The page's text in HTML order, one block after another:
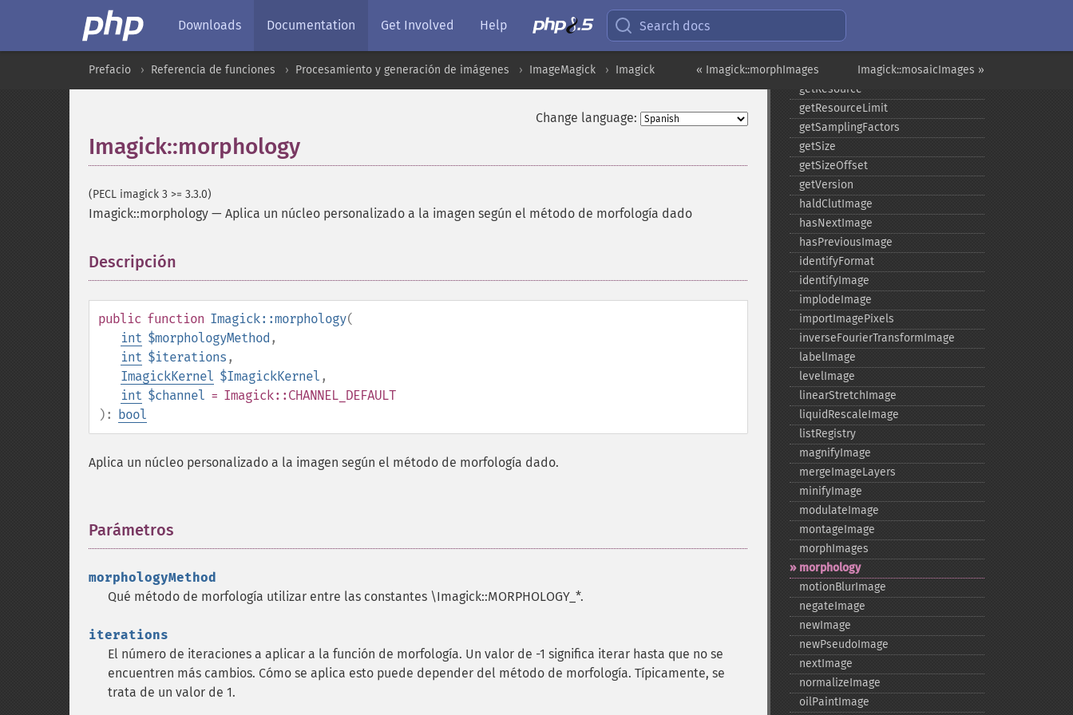
Downloads Documentation Get Involved Help Search docs
Imagick::mosaicImages »
« Imagick::morphImages
Prefacio Referencia de funciones Procesamiento y generación de imágenes ImageMagick Imagick
Change language:
Imagick::morphology
(PECL imagick 3 >= 3.3.0)
Imagick::morphology — Aplica un núcleo personalizado a la imagen según el método de morfología dado
Descripción
public function Imagick::morphology(
int $morphologyMethod ,
int $iterations ,
ImagickKernel $ImagickKernel ,
int $channel = Imagick::CHANNEL_DEFAULT
): bool
Aplica un núcleo personalizado a la imagen según el método de morfología dado.
Parámetros
morphologyMethod
Qué método de morfología utilizar entre las constantes \Imagick::MORPHOLOGY_*.
iterations
El número de iteraciones a aplicar a la función de morfología. Un valor de -1 significa iterar hasta que no se
encuentren más cambios. Cómo se aplica esto puede depender del método de morfología. Típicamente, se
trata de un valor de 1.
getQuantumDepth
getRegistry
getReleaseDate
getResource
getResourceLimit
getSamplingFactors
getSize
getSizeOffset
getVersion
haldClutImage
hasNextImage
hasPreviousImage
identifyFormat
identifyImage
implodeImage
importImagePixels
inverseFourierTransformImage
labelImage
levelImage
linearStretchImage
liquidRescaleImage
listRegistry
magnifyImage
mergeImageLayers
minifyImage
modulateImage
montageImage
morphImages
morphology
motionBlurImage
negateImage
newImage
newPseudoImage
nextImage
normalizeImage
oilPaintImage